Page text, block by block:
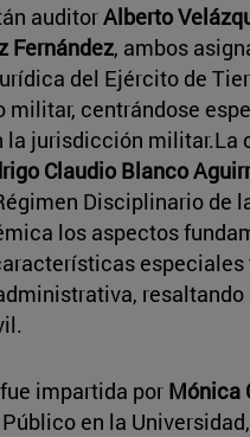
auditorAlberto
Fernández, ambos
del Ejército de
centrándose
la jurisdicción militar.La
Claudio Blanco
Disciplinario de
los aspectos
especiales
impartida por Mónica
en la